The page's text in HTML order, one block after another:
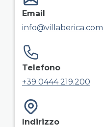
Email
info@villaberica.com
Telefono
+39 0444 219.200
Indirizzo